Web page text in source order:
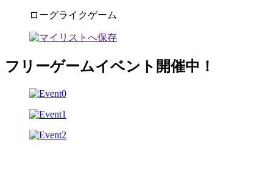
ローグライクゲーム
フリーゲームイベント開催中！